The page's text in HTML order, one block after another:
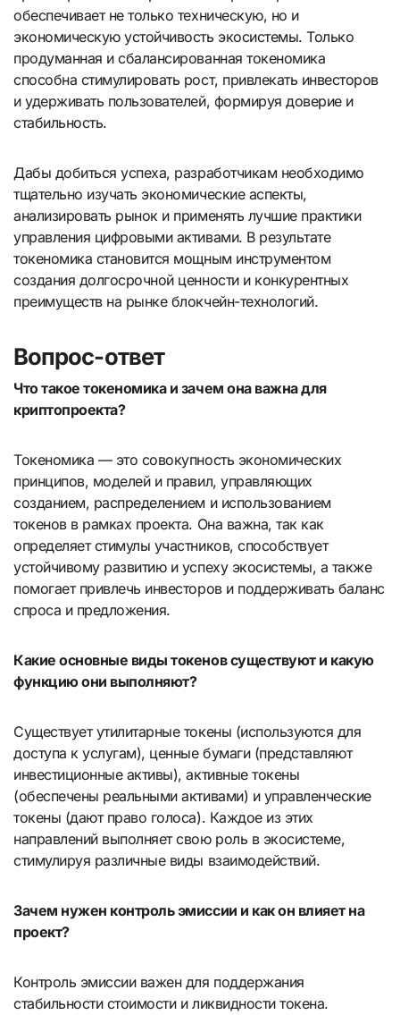
обеспечивает не только техническую, но и
экономическую устойчивость экосистемы. Только
продуманная и сбалансированная токеномика
способна стимулировать рост, привлекать инвесторов
и удерживать пользователей, формируя доверие и
стабильность.
Дабы добиться успеха, разработчикам необходимо
тщательно изучать экономические аспекты,
анализировать рынок и применять лучшие практики
управления цифровыми активами. В результате
токеномика становится мощным инструментом
создания долгосрочной ценности и конкурентных
преимуществ на рынке блокчейн-технологий.
Вопрос-ответ
Что такое токеномика и зачем она важна для
криптопроекта?
Токеномика — это совокупность экономических
принципов, моделей и правил, управляющих
созданием, распределением и использованием
токенов в рамках проекта. Она важна, так как
определяет стимулы участников, способствует
устойчивому развитию и успеху экосистемы, а также
помогает привлечь инвесторов и поддерживать баланс
спроса и предложения.
Какие основные виды токенов существуют и какую
функцию они выполняют?
Существует утилитарные токены (используются для
доступа к услугам), ценные бумаги (представляют
инвестиционные активы), активные токены
(обеспечены реальными активами) и управленческие
токены (дают право голоса). Каждое из этих
направлений выполняет свою роль в экосистеме,
стимулируя различные виды взаимодействий.
Зачем нужен контроль эмиссии и как он влияет на
проект?
Контроль эмиссии важен для поддержания
стабильности стоимости и ликвидности токена.